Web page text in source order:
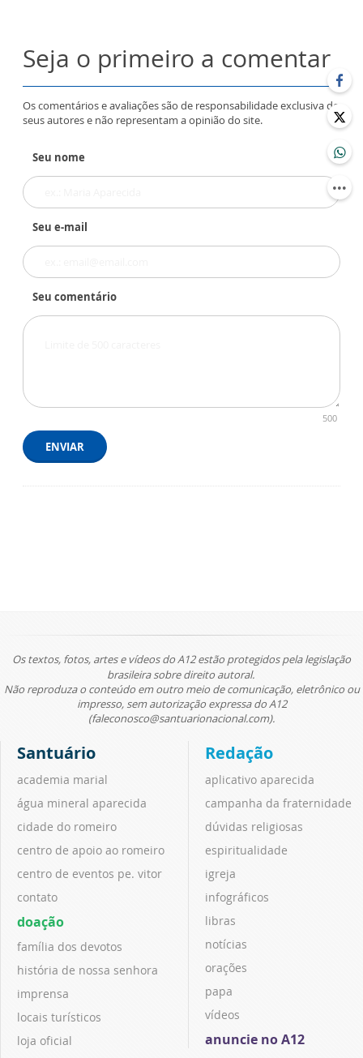
Seja o primeiro a comentar
Os comentários e avaliações são de responsabilidade exclusiva de
seus autores e não representam a opinião do site.
Seu nome
Seu e-mail
Seu comentário
500
ENVIAR
Os textos, fotos, artes e vídeos do A12 estão protegidos pela legislação
brasileira sobre direito autoral.
Não reproduza o conteúdo em outro meio de comunicação, eletrônico ou
impresso, sem autorização expressa do A12
(faleconosco@santuarionacional.com).
Santuário
academia marial
água mineral aparecida
cidade do romeiro
centro de apoio ao romeiro
centro de eventos pe. vitor
contato
doação
família dos devotos
história de nossa senhora
imprensa
locais turísticos
loja oficial
Redação
aplicativo aparecida
campanha da fraternidade
dúvidas religiosas
espiritualidade
igreja
infográficos
libras
notícias
orações
papa
vídeos
anuncie no A12